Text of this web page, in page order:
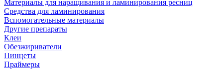
Материалы для наращивания и ламинирования ресниц
Средства для ламинирования
Вспомогательные материалы
Другие препараты
Клеи
Обезжириватели
Пинцеты
Праймеры